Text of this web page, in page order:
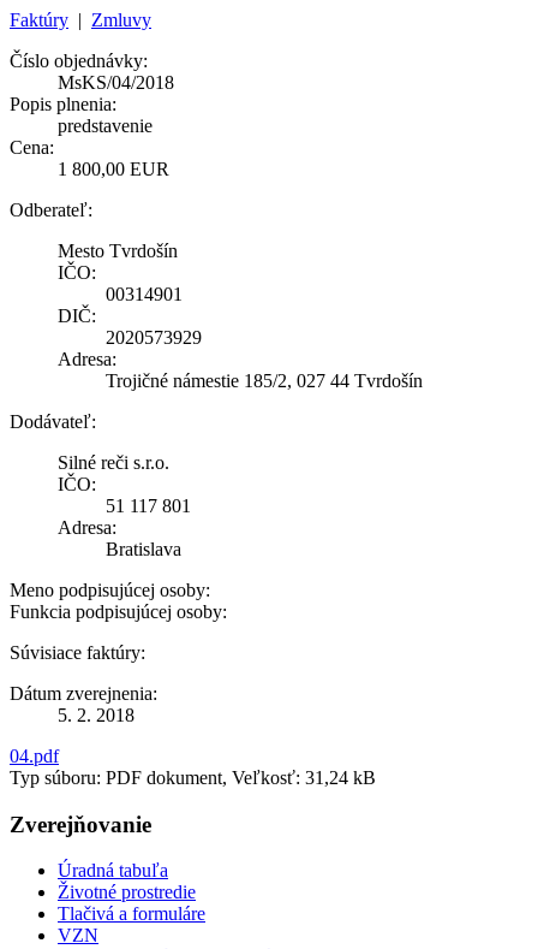
Faktúry | Zmluvy
Číslo objednávky:
MsKS/04/2018
Popis plnenia:
predstavenie
Cena:
1 800,00 EUR
Odberateľ:
Mesto Tvrdošín
IČO:
00314901
DIČ:
2020573929
Adresa:
Trojičné námestie 185/2, 027 44 Tvrdošín
Dodávateľ:
Silné reči s.r.o.
IČO:
51 117 801
Adresa:
Bratislava
Meno podpisujúcej osoby:
Funkcia podpisujúcej osoby:
Súvisiace faktúry:
Dátum zverejnenia:
5. 2. 2018
04.pdf
Typ súboru: PDF dokument, Veľkosť: 31,24 kB
Zverejňovanie
Úradná tabuľa
Životné prostredie
Tlačivá a formuláre
VZN